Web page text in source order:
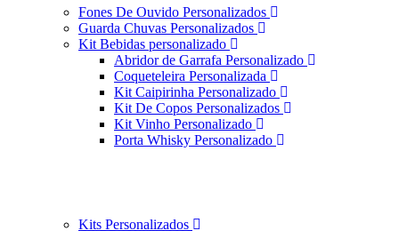
Fones De Ouvido Personalizados
Guarda Chuvas Personalizados
Kit Bebidas personalizado
Abridor de Garrafa Personalizado
Coqueteleira Personalizada
Kit Caipirinha Personalizado
Kit De Copos Personalizados
Kit Vinho Personalizado
Porta Whisky Personalizado
Kits Personalizados